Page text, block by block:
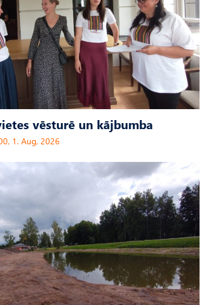
vēsturē un kājbumba
1. Aug, 2026